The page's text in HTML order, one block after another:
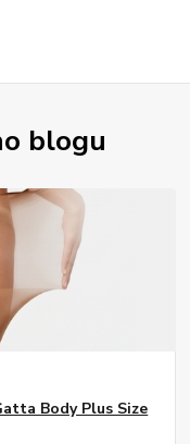
blogu
Body Plus Size